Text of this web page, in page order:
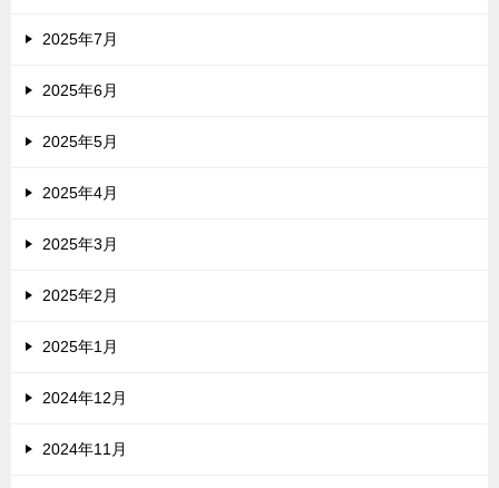
2025年7月
2025年6月
2025年5月
2025年4月
2025年3月
2025年2月
2025年1月
2024年12月
2024年11月